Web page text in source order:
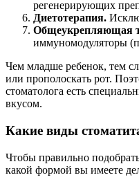
регенерирующих
Диетотерапия.
Общеукрепляющая
иммуномодуляторы
Чем младше ребенок, тем
или прополоскать рот.
стоматолога есть
вкусом.
Какие виды
Чтобы правильно
какой формой вы имеете